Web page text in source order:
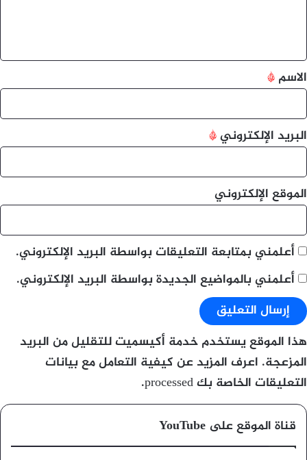
ق
*
الاسم *
البريد الإلكتروني*
الموقع الإلكتروني
أعلمني بمتابعة التعليقات بواسطة البريد الإلكتروني.
أعلمني بالمواضيع الجديدة بواسطة البريد الإلكتروني.
هذا الموقع يستخدم خدمة أكيسميت للتقليل من البريد
المزعجة. اعرف المزيد عن كيفية التعامل مع بيانات
التعليقات الخاصة بك processed
.
قناة الموقع على YouTube